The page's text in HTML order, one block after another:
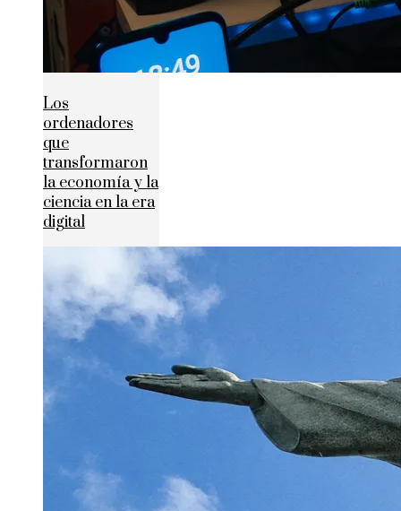
Los
ordenadores
que
transformaron
la economía y la
ciencia en la era
digital